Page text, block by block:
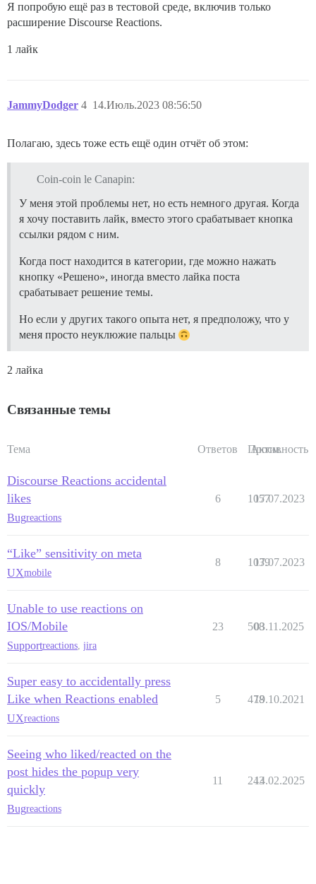
Я попробую ещё раз в тестовой среде, включив только
расширение Discourse Reactions.
1 лайк
JammyDodger 14.Июль.2023 08:56:50
4
Полагаю, здесь тоже есть ещё один отчёт об этом:
Coin-coin le Canapin:
У меня этой проблемы нет, но есть немного другая. Когда
я хочу поставить лайк, вместо этого срабатывает кнопка
ссылки рядом с ним.
Когда пост находится в категории, где можно нажать
кнопку «Решено», иногда вместо лайка поста
срабатывает решение темы.
Но если у других такого опыта нет, я предположу, что у
меня просто неуклюжие пальцы
2 лайка
Связанные темы
Тема Ответов Просм.
Активность
Discourse Reactions accidental
likes
Bugreactions
6 1057
17.07.2023
“Like” sensitivity on meta
UXmobile
8 1039
17.07.2023
Unable to use reactions on
IOS/Mobile
Supportreactions, jira
23 508
03.11.2025
Super easy to accidentally press
Like when Reactions enabled
UXreactions
5 478
19.10.2021
Seeing who liked/reacted on the
post hides the popup very
quickly
Bugreactions
11 243
14.02.2025